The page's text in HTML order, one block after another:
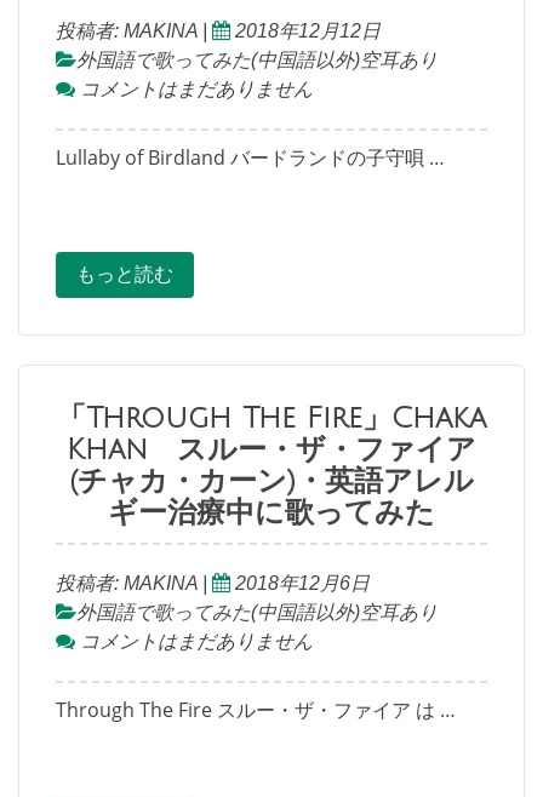
投稿者: MAKINA
2018年12月12日
外国語で歌ってみた(中国語以外)空耳あり
コメントはまだありません
Lullaby of Birdland バードランドの子守唄 …
もっと読む
「Through The Fire」Chaka
Khan スルー・ザ・ファイア
(チャカ・カーン)・英語アレル
ギー治療中に歌ってみた
投稿者: MAKINA
2018年12月6日
外国語で歌ってみた(中国語以外)空耳あり
コメントはまだありません
Through The Fire スルー・ザ・ファイア は …